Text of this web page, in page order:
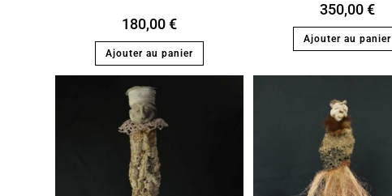
180,00€
Ajouter au panier
350,00€
Ajouter au panier